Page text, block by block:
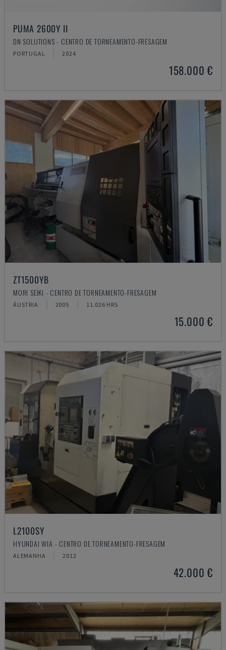
PUMA 2600Y II
DN SOLUTIONS - CENTRO DE TORNEAMENTO-FRESAGEM
PORTUGAL 2024
158.000 €
ZT1500YB
MORI SEIKI - CENTRO DE TORNEAMENTO-FRESAGEM
ÁUSTRIA 2005 11.026 HRS
15.000 €
L2100SY
HYUNDAI WIA - CENTRO DE TORNEAMENTO-FRESAGEM
ALEMANHA 2012
42.000 €